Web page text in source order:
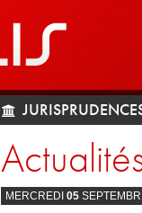
MERCREDI 05